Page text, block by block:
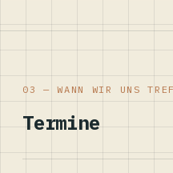
03 — WANN WIR UNS
Termine